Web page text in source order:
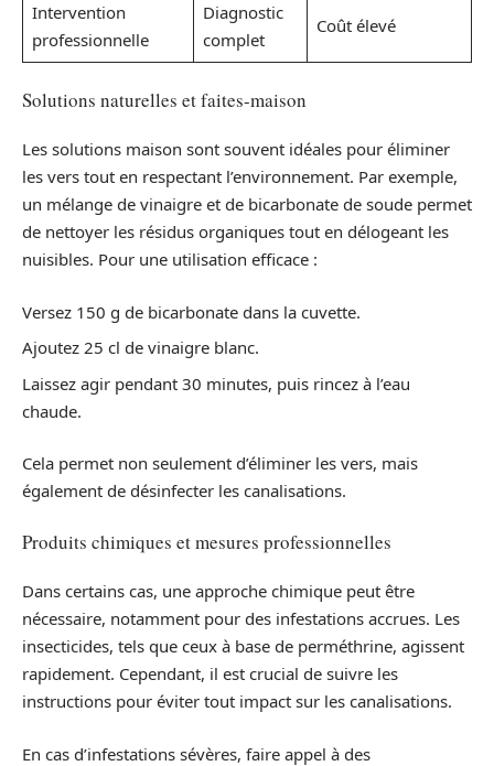
Intervention
professionnelle
Diagnostic
complet
Coût élevé
Solutions naturelles et faites-maison
Les solutions maison sont souvent idéales pour éliminer
les vers tout en respectant l’environnement. Par exemple,
un mélange de vinaigre et de bicarbonate de soude permet
de nettoyer les résidus organiques tout en délogeant les
nuisibles. Pour une utilisation efficace :
Versez 150 g de bicarbonate dans la cuvette.
Ajoutez 25 cl de vinaigre blanc.
Laissez agir pendant 30 minutes, puis rincez à l’eau
chaude.
Cela permet non seulement d’éliminer les vers, mais
également de désinfecter les canalisations.
Produits chimiques et mesures professionnelles
Dans certains cas, une approche chimique peut être
nécessaire, notamment pour des infestations accrues. Les
insecticides, tels que ceux à base de perméthrine, agissent
rapidement. Cependant, il est crucial de suivre les
instructions pour éviter tout impact sur les canalisations.
En cas d’infestations sévères, faire appel à des